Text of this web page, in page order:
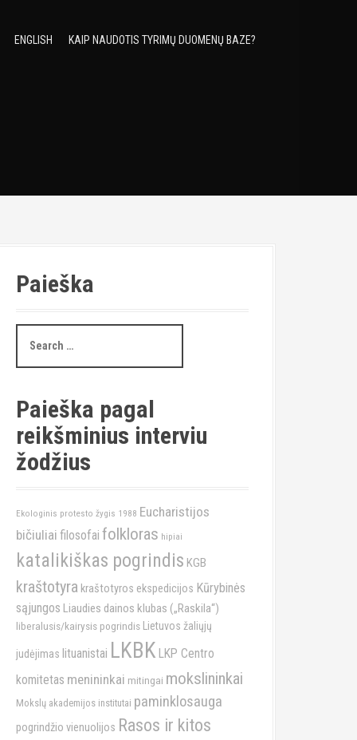
ENGLISH KAIP NAUDOTIS TYRIMŲ DUOMENŲ BAZE?
Paieška
a
c
h
f
o
r
Paieška pagal
reikšminius interviu
žodžius
Ekologinis protesto žygis 1988 Eucharistijos
bičiuliai filosofai folkloras hipiai
katalikiškas pogrindis KGB
kraštotyra kraštotyros ekspedicijos Kūrybinės
sąjungos Liaudies dainos klubas („Raskila“)
liberalusis/kairysis pogrindis Lietuvos žaliųjų
judėjimas lituanistai LKBK LKP Centro
komitetas menininkai mitingai mokslininkai
Mokslų akademijos institutai paminklosauga
pogrindžio vienuolijos Rasos ir kitos